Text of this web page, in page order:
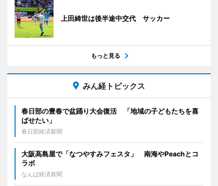
上田綺世は後半途中交代 サッカー
もっと見る
みん経トピックス
春日部の豊春で盆踊り大会復活 「地域の子どもたちを喜
ばせたい」
春日部経済新聞
大阪高島屋で「なつやすみフェスタ」 南海やPeachとコ
ラボ
なんば経済新聞